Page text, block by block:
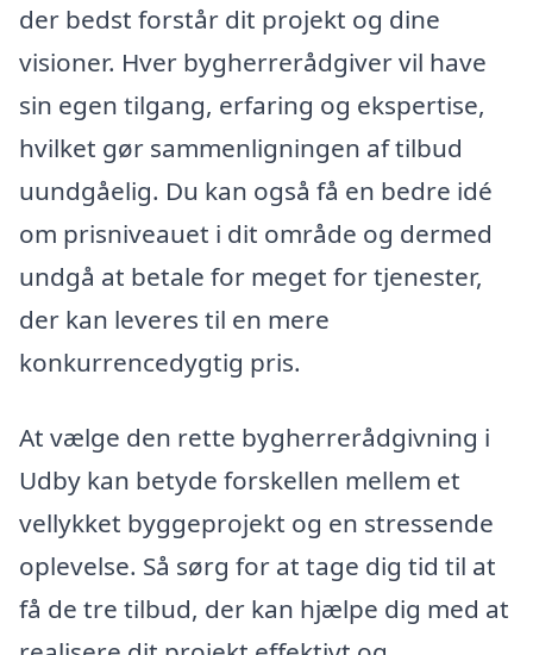
der bedst forstår dit projekt og dine
visioner. Hver bygherrerådgiver vil have
sin egen tilgang, erfaring og ekspertise,
hvilket gør sammenligningen af tilbud
uundgåelig. Du kan også få en bedre idé
om prisniveauet i dit område og dermed
undgå at betale for meget for tjenester,
der kan leveres til en mere
konkurrencedygtig pris.
At vælge den rette bygherrerådgivning i
Udby kan betyde forskellen mellem et
vellykket byggeprojekt og en stressende
oplevelse. Så sørg for at tage dig tid til at
få de tre tilbud, der kan hjælpe dig med at